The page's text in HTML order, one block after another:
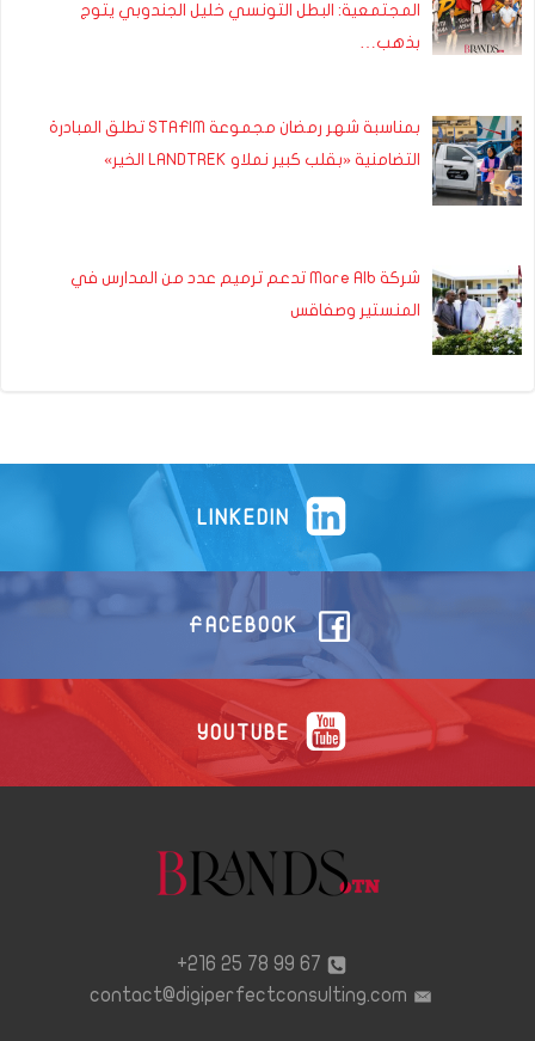
المجتمعية: البطل التونسي خليل الجندوبي يتوج
بذهب…
بمناسبة شهر رمضان مجموعة STAFIM تطلق المبادرة
التضامنية «بقلب كبير نملاو LANDTREK الخير»
شركة Mare Alb تدعم ترميم عدد من المدارس في
المنستير وصفاقس
LINKEDIN
FACEBOOK
YOUTUBE
67 99 78 25 216+
contact@digiperfectconsulting.com